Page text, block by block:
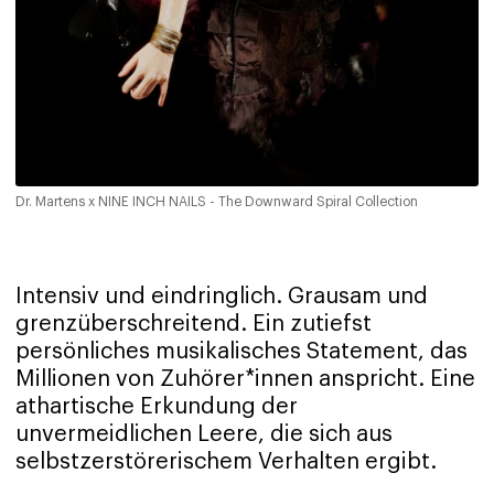
Dr. Martens x NINE INCH NAILS - The Downward Spiral Collection
Intensiv und eindringlich. Grausam und
grenzüberschreitend. Ein zutiefst
persönliches musikalisches Statement, das
Millionen von Zuhörer*innen anspricht. Eine
athartische Erkundung der
unvermeidlichen Leere, die sich aus
selbstzerstörerischem Verhalten ergibt.